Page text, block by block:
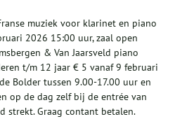
muziek voor klarinet en piano
2026 15:00 uur, zaal open
& Van Jaarsveld piano
t/m 12 jaar € 5 vanaf 9 februari
Bolder tussen 9.00-17.00 uur en
op de dag zelf bij de entrée van
strekt. Graag contant betalen.